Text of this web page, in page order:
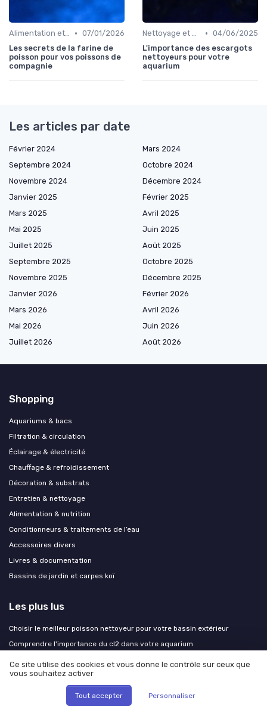
Alimentation et nutrition • 07/01/2026
Les secrets de la farine de
poisson pour vos poissons de
compagnie
Nettoyage et entretien • 04/06/2025
L'importance des escargots
nettoyeurs pour votre
aquarium
Les articles par date
Février 2024
Mars 2024
Septembre 2024
Octobre 2024
Novembre 2024
Décembre 2024
Janvier 2025
Février 2025
Mars 2025
Avril 2025
Mai 2025
Juin 2025
Juillet 2025
Août 2025
Septembre 2025
Octobre 2025
Novembre 2025
Décembre 2025
Janvier 2026
Février 2026
Mars 2026
Avril 2026
Mai 2026
Juin 2026
Juillet 2026
Août 2026
Shopping
Aquariums & bacs
Filtration & circulation
Éclairage & électricité
Chauffage & refroidissement
Décoration & substrats
Entretien & nettoyage
Alimentation & nutrition
Conditionneurs & traitements de l’eau
Accessoires divers
Livres & documentation
Bassins de jardin et carpes koï
Les plus lus
Choisir le meilleur poisson nettoyeur pour votre bassin extérieur
Comprendre l'importance du cl2 dans votre aquarium
fascinant
Choisir le bon aquarium de 80 litres : astuces et conseils
Solutions maison pour lutter contre les algues dans votre aquarium
Ce site utilise des cookies et vous donne le contrôle sur ceux que
vous souhaitez activer
Tout accepter Personnaliser